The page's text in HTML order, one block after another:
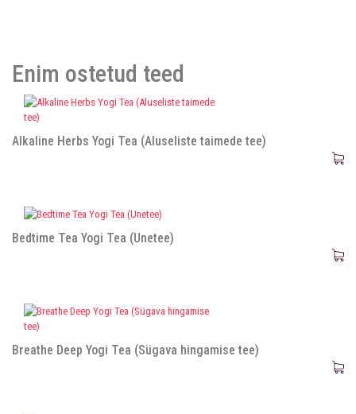
Enim ostetud teed
Alkaline Herbs Yogi Tea (Aluseliste taimede tee)
Bedtime Tea Yogi Tea (Unetee)
Breathe Deep Yogi Tea (Sügava hingamise tee)